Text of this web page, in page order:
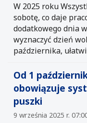
W 2025 roku
sobotę, co daje
dodatkowego dnia
wyznaczyć dzień
października,
Od 1
obowiązuje
puszki
9 września 2025 r.